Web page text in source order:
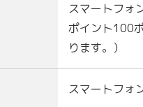
スマートフォ
ポイント100
ります。）
スマートフォ